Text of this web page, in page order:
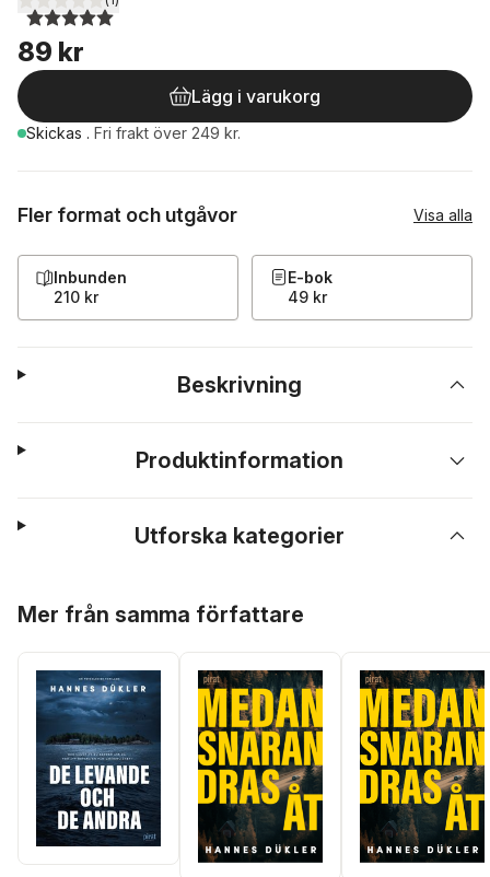
5,0utav 5 stjärnor. Totalt antal röster:
89 kr
Lägg i varukorg
Skickas . Fri frakt över 249 kr.
Fler format och utgåvor Visa alla
Inbunden
210 kr
E-bok
49 kr
Beskrivning
Produktinformation
Utforska kategorier
Mer från samma författare